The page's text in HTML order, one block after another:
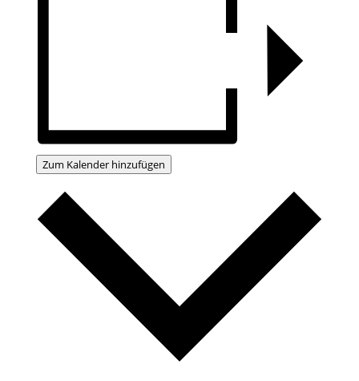
Zum Kalender hinzufügen